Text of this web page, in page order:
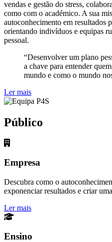
vendas e gestão do stress,
como com o académico. A sua
autoconhecimento em resultados
orientando indivíduos e equipas
pessoal.
“Desenvolver um plano
a chave para entender
mundo e como o mundo
Ler mais
Público
Empresa
Descubra como o
exponenciar resultados e criar
Ler mais
Ensino